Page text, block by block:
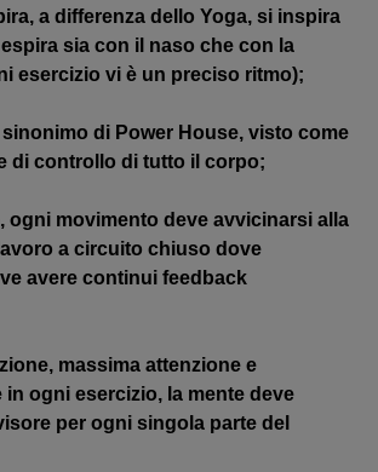
a differenza dello Yoga, si inspira
sia con il naso che con la
esercizio vi è un preciso ritmo);
di Power House, visto come
di controllo di tutto il corpo;
ogni movimento deve avvicinarsi alla
a circuito chiuso dove
avere continui feedback
massima attenzione e
ogni esercizio, la mente deve
per ogni singola parte del